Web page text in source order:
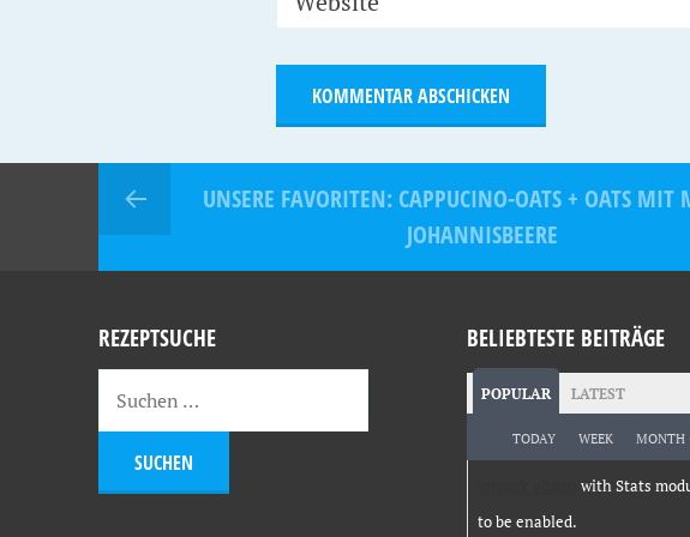
UNSERE FAVORITEN: CAPPUCINO-OATS + OATS MIT
JOHANNISBEERE
REZEPTSUCHE BELIEBTESTE BEITRÄGE
POPULAR LATEST
TODAY WEEK MONTH
with Stats
to be enabled.